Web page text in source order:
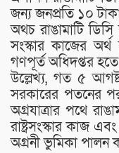
জন্য জনপ্রতি ১০
অথচ রাঙামাটি
সংস্কার কাজের অর্থ
গণপূর্ত অধিদপ্তর
উল্লেখ্য, গত ৫
সরকারের পতনের
অগ্রযাত্রার পথে
রাষ্ট্রসংস্কার কাজ
অগ্রনী ভুমিকা পালন